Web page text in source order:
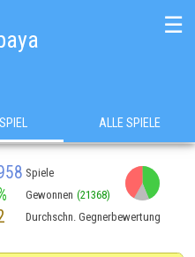
☰
ALLE SPIELE
Spiele
Gewonnen (21368)
Durchschn. Gegnerbewertung